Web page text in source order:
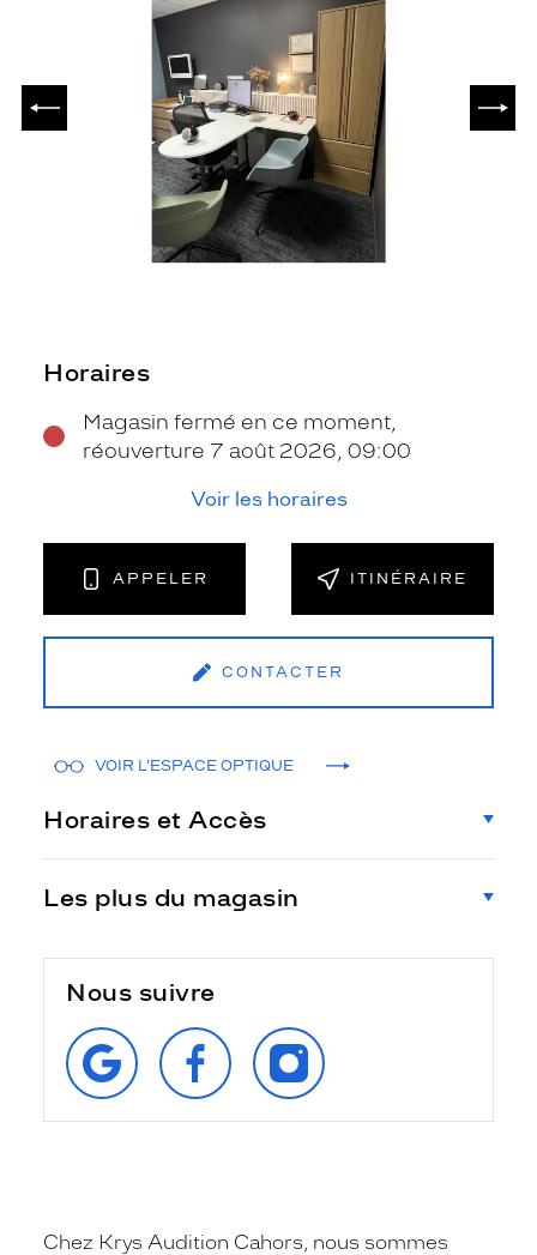
Horaires
Magasin fermé en ce moment,
réouverture 7 août 2026, 09:00
Voir les horaires
APPELER ITINÉRAIRE
CONTACTER
VOIR L'ESPACE OPTIQUE
Horaires et Accès
Les plus du magasin
Nous suivre
RETROUVEZ‑NOUS
SUR
GOOGLE
SUIVEZ‑NOUS
SUR
FACEBOOK
SUIVEZ‑NOUS
SUR
INSTAGRAM
Chez Krys Audition Cahors, nous sommes